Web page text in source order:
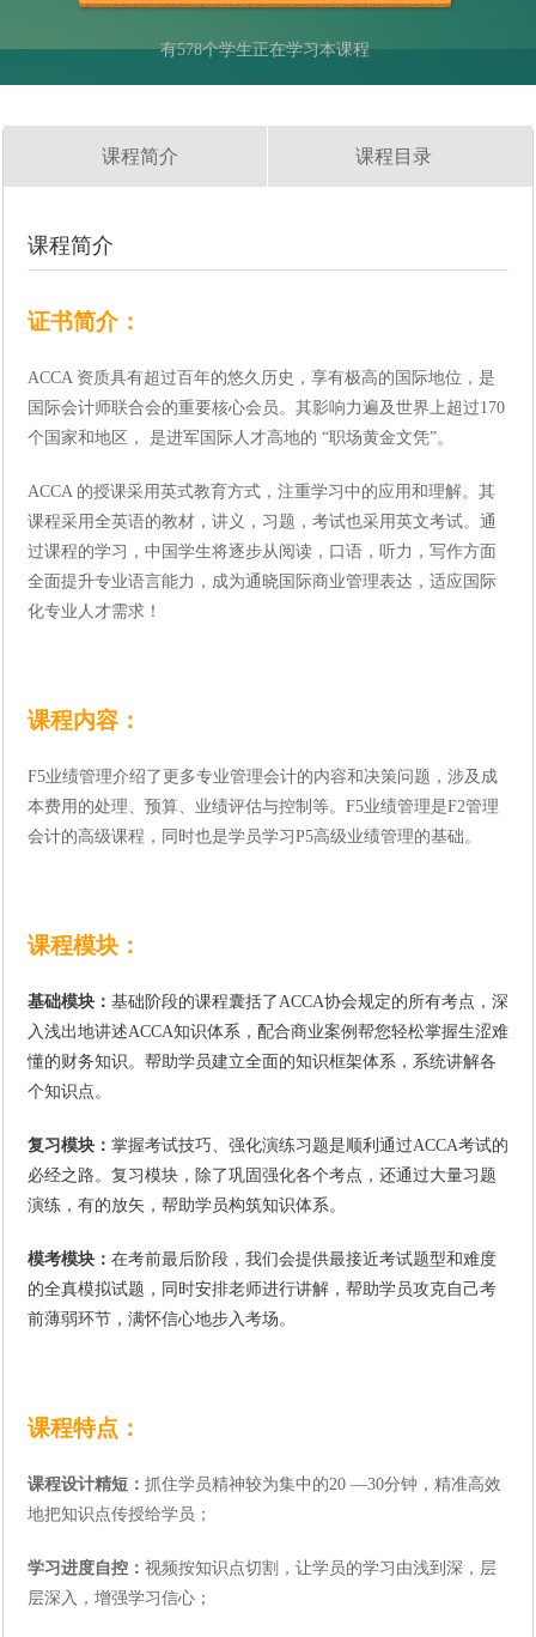
有578个学生正在学习本课程
课程简介 课程目录
课程简介
证书简介：
ACCA 资质具有超过百年的悠久历史，享有极高的国际地位，是
国际会计师联合会的重要核心会员。其影响力遍及世界上超过170
个国家和地区， 是进军国际人才高地的 “职场黄金文凭”。
ACCA 的授课采用英式教育方式，注重学习中的应用和理解。其
课程采用全英语的教材，讲义，习题，考试也采用英文考试。通
过课程的学习，中国学生将逐步从阅读，口语，听力，写作方面
全面提升专业语言能力，成为通晓国际商业管理表达，适应国际
化专业人才需求！
课程内容：
F5业绩管理介绍了更多专业管理会计的内容和决策问题，涉及成
本费用的处理、预算、业绩评估与控制等。 F5业绩管理是F2管理
会计的高级课程，同时也是学员学习 P5高级业绩管理的基础。
课程模块：
基础模块： 基础阶段的课程囊括了ACCA协会规定的所有考点，深
入浅出地讲述ACCA知识体系，配合商业案例帮您轻松掌握生涩难
懂的财务知识。帮助学员建立全面的知识框架体系，系统讲解各
个知识点。
复习模块： 掌握考试技巧、强化演练习题是顺利通过ACCA考试的
必经之路。复习模块，除了巩固强化各个考点，还通过大量习题
演练，有的放矢，帮助学员构筑知识体系。
模考模块： 在考前最后阶段，我们会提供最接近考试题型和难度
的全真模拟试题，同时安排老师进行讲解，帮助学员攻克自己考
前薄弱环节，满怀信心地步入考场。
课程特点：
课程设计精短： 抓住学员精神较为集中的20 —30分钟，精准高效
地把知识点传授给学员；
学习进度自控： 视频按知识点切割，让学员的学习由浅到深，层
层深入，增强学习信心；